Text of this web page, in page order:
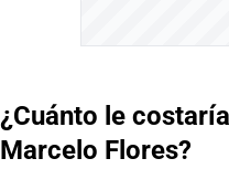
¿Cuánto le
Marcelo Flores?